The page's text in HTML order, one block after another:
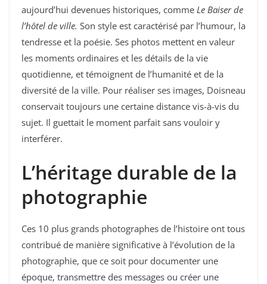
aujourd’hui devenues historiques, comme Le Baiser de
l’hôtel de ville. Son style est caractérisé par l’humour, la
tendresse et la poésie. Ses photos mettent en valeur
les moments ordinaires et les détails de la vie
quotidienne, et témoignent de l’humanité et de la
diversité de la ville. Pour réaliser ses images, Doisneau
conservait toujours une certaine distance vis-à-vis du
sujet. Il guettait le moment parfait sans vouloir y
interférer.
L’héritage durable de la
photographie
Ces 10 plus grands photographes de l’histoire ont tous
contribué de manière significative à l’évolution de la
photographie, que ce soit pour documenter une
époque, transmettre des messages ou créer une